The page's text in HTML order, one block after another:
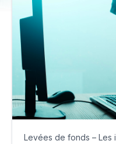
Levées de fonds – Les